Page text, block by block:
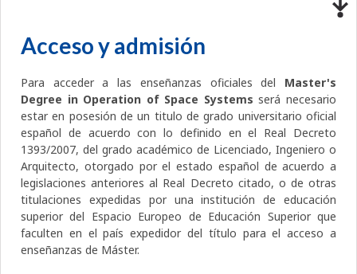
Acceso y admisión
Para acceder a las enseñanzas oficiales del Master's
Degree in Operation of Space Systemsserá necesario
estar en posesión de un titulo de grado universitario oficial
español de acuerdo con lo definido en el Real Decreto
1393/2007, del grado académico de Licenciado, Ingeniero o
Arquitecto, otorgado por el estado español de acuerdo a
legislaciones anteriores al Real Decreto citado, o de otras
titulaciones expedidas por una institución de educación
superior del Espacio Europeo de Educación Superior que
faculten en el país expedidor del título para el acceso a
enseñanzas de Máster.